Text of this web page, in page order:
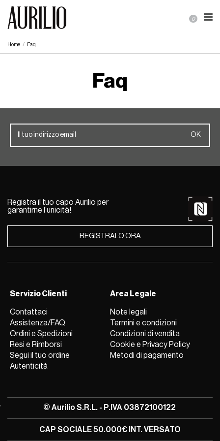
0
Home Faq
Faq
Registra il tuo capo Aurilio per
garantirne l’unicità!
REGISTRALO ORA
Servizio Clienti
Contattaci
Assistenza/FAQ
Ordini e Spedizioni
Resi e Rimborsi
Segui il tuo ordine
Autenticità
Area Legale
Note legali
Termini e condizioni
Condizioni di vendita
Cookie e Privacy Policy
Metodi di pagamento
© Aurilio S.R.L. - P.IVA 03872100122
CAP SOCIALE 50.000€ INT. VERSATO